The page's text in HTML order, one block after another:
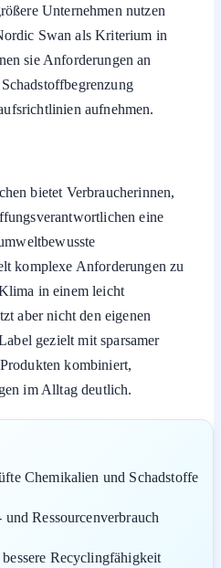
Unternehmen nutzen
Swan als Kriterium in
sie Anforderungen an
aufnehmen.
bietet Verbraucherinnen,
eine
komplexe Anforderungen zu
in einem leicht
aber nicht den eigenen
gezielt mit sparsamer
kombiniert,
im Alltag deutlich.
Chemikalien und Schadstoffe
Ressourcenverbrauch
Recyclingfähigkeit